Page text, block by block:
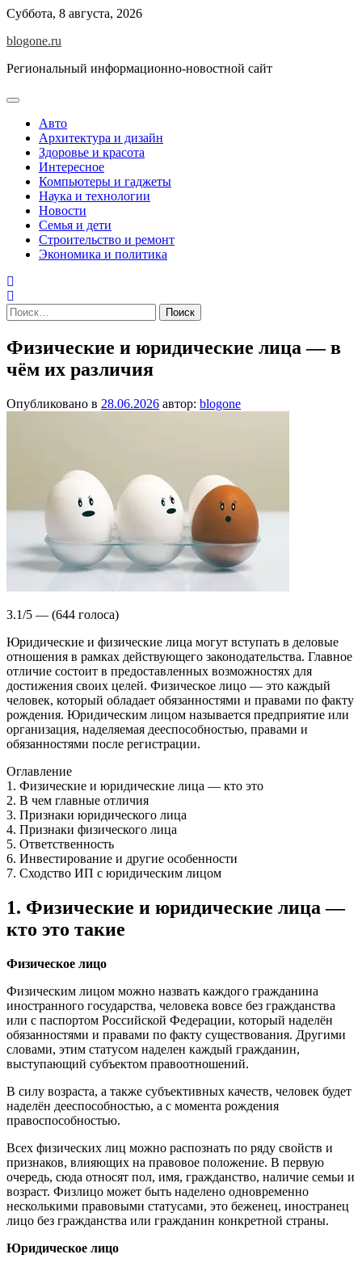
Перейти
содержимому
Суббота, 8 августа, 2026
blogone.ru
Региональный информационно-новостной сайт
Авто
Архитектура и дизайн
Здоровье и красота
Интересное
Компьютеры и гаджеты
Наука и технологии
Новости
Семья и дети
Строительство и ремонт
Экономика и политика
Найти:
Физические и юридические лица — в
чём их различия
Опубликовано в 28.06.2026 автор: blogone
3.1/5 — (644 голоса)
Юридические и физические лица могут вступать в деловые
отношения в рамках действующего законодательства. Главное
отличие состоит в предоставленных возможностях для
достижения своих целей. Физическое лицо — это каждый
человек, который обладает обязанностями и правами по факту
рождения. Юридическим лицом называется предприятие или
организация, наделяемая дееспособностью, правами и
обязанностями после регистрации.
Оглавление
1. Физические и юридические лица — кто это
2. В чем главные отличия
3. Признаки юридического лица
4. Признаки физического лица
5. Ответственность
6. Инвестирование и другие особенности
7. Сходство ИП с юридическим лицом
1. Физические и юридические лица —
кто это такие
Физическое лицо
Физическим лицом можно назвать каждого гражданина
иностранного государства, человека вовсе без гражданства
или с паспортом Российской Федерации, который наделён
обязанностями и правами по факту существования. Другими
словами, этим статусом наделен каждый гражданин,
выступающий субъектом правоотношений.
В силу возраста, а также субъективных качеств, человек будет
наделён дееспособностью, а с момента рождения
правоспособностью.
Всех физических лиц можно распознать по ряду свойств и
признаков, влияющих на правовое положение. В первую
очередь, сюда относят пол, имя, гражданство, наличие семьи и
возраст. Физлицо может быть наделено одновременно
несколькими правовыми статусами, это беженец, иностранец
лицо без гражданства или гражданин конкретной страны.
Юридическое лицо